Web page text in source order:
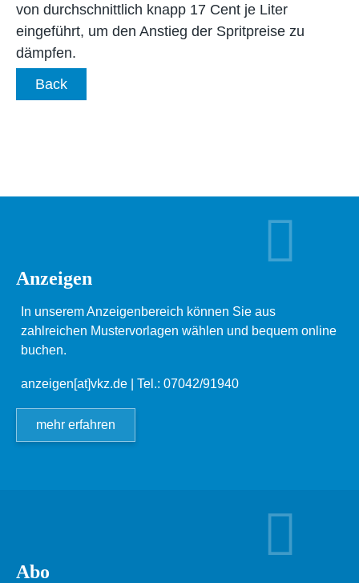
von durchschnittlich knapp 17 Cent je Liter
eingeführt, um den Anstieg der Spritpreise zu
dämpfen.
Back
Anzeigen
In unserem Anzeigenbereich können Sie aus
zahlreichen Mustervorlagen wählen und bequem online
buchen.
anzeigen[at]vkz.de | Tel.: 07042/91940
mehr erfahren
Abo